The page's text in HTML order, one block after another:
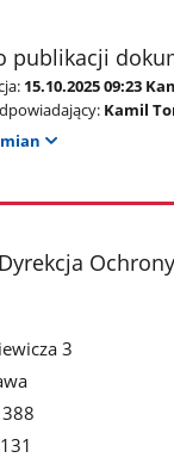
publikacji
15.10.2025 09:23
Kamil
3